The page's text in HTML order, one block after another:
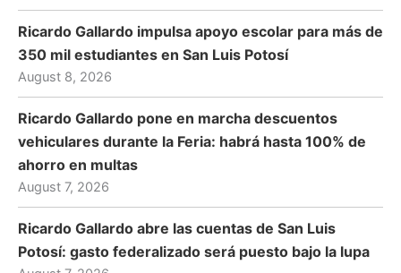
Ricardo Gallardo impulsa apoyo escolar para más de
350 mil estudiantes en San Luis Potosí
August 8, 2026
Ricardo Gallardo pone en marcha descuentos
vehiculares durante la Feria: habrá hasta 100% de
ahorro en multas
August 7, 2026
Ricardo Gallardo abre las cuentas de San Luis
Potosí: gasto federalizado será puesto bajo la lupa